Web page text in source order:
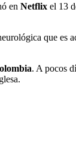
en Netflix el 13
que es
. A pocos